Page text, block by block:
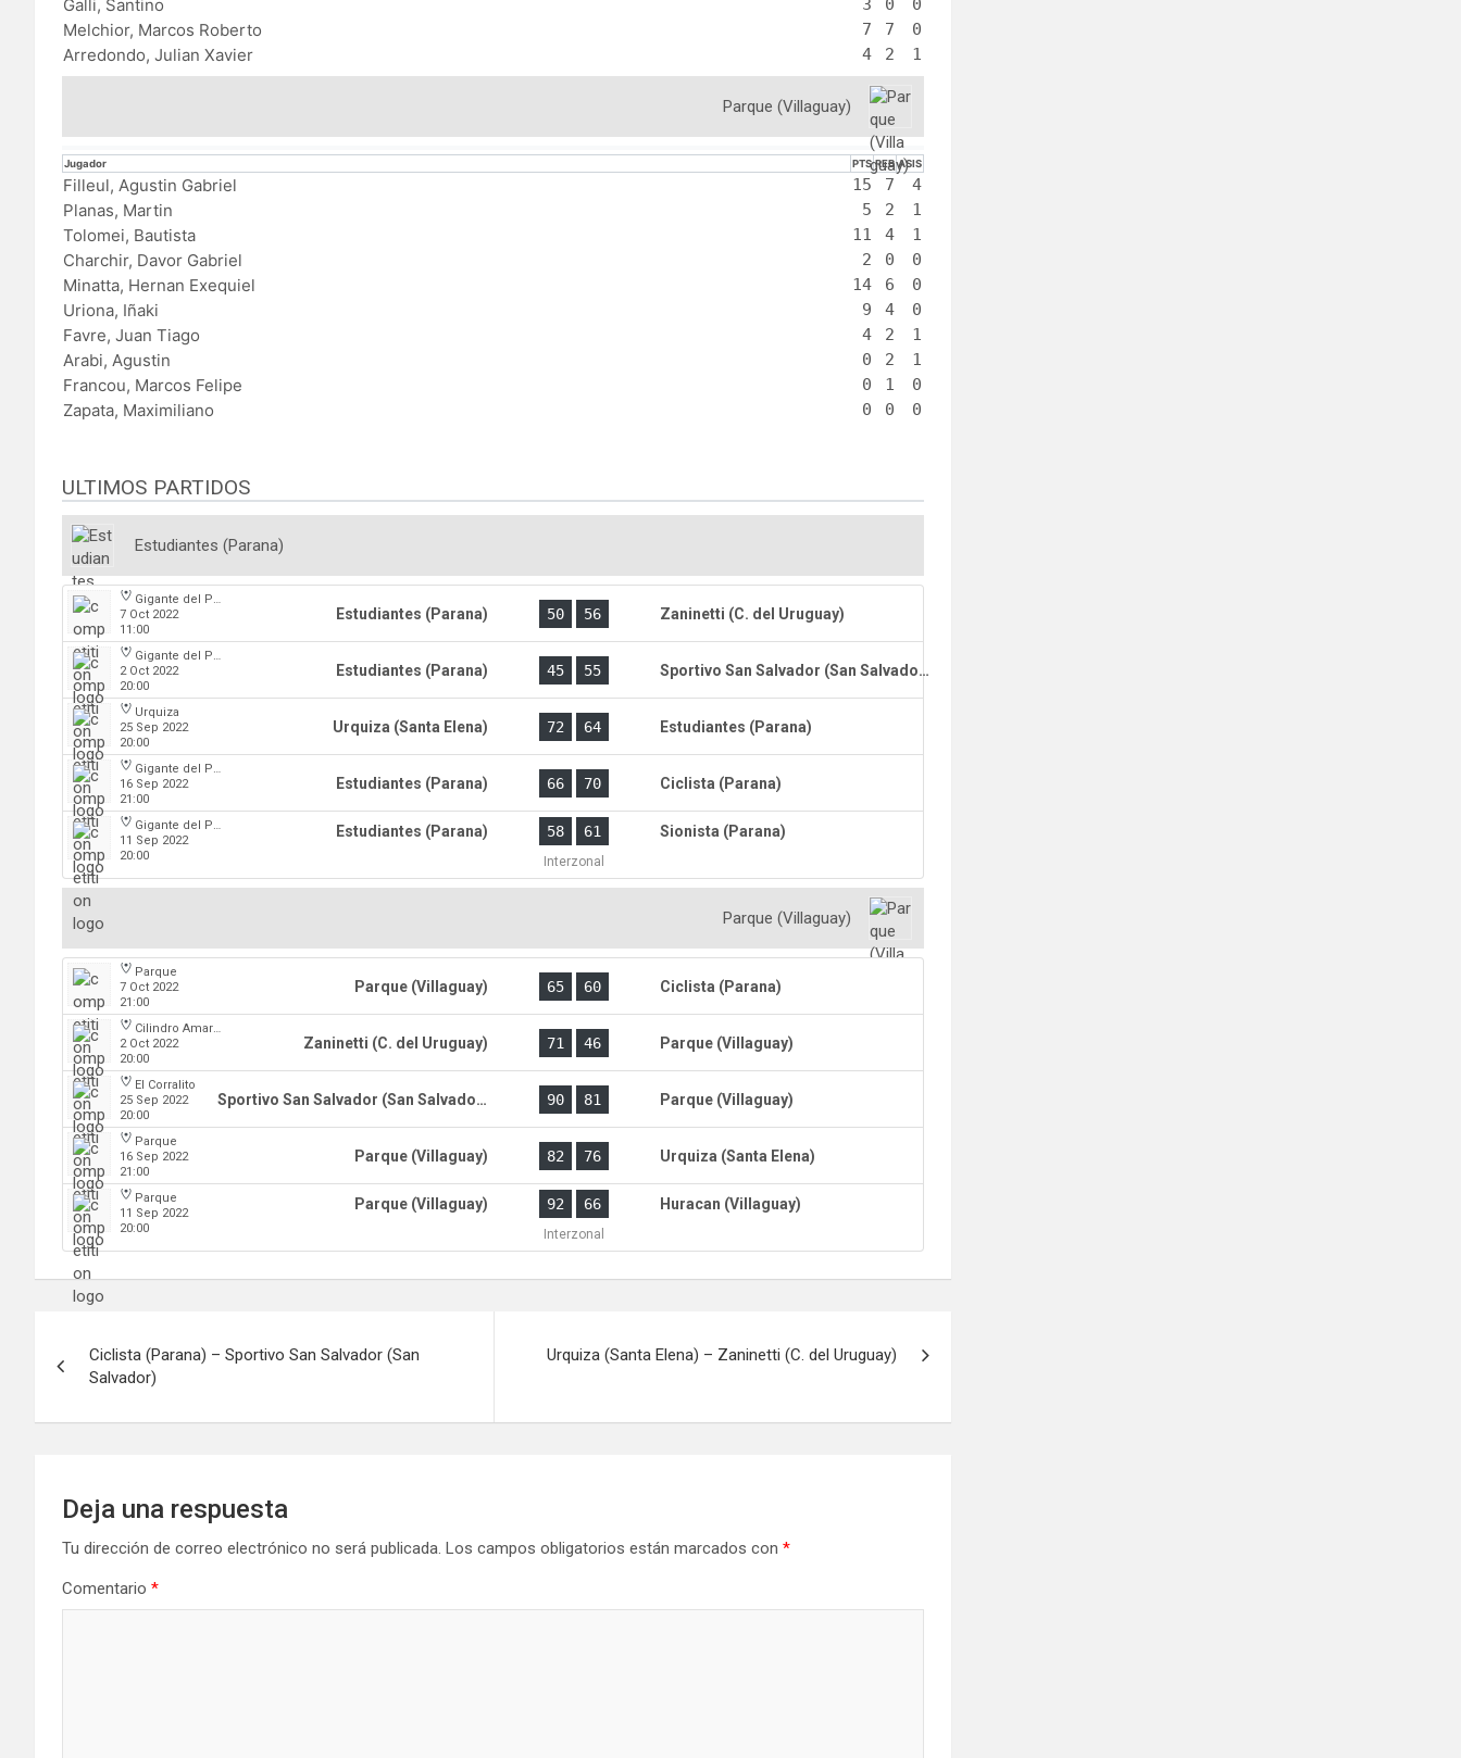
Galli, Santino 3 0 0
Melchior, Marcos Roberto 7 7 0
Arredondo, Julian Xavier 4 2 1
Parque (Villaguay)
Jugador PTS REB ASIS
Filleul, Agustin Gabriel 15 7 4
Planas, Martin 5 2 1
Tolomei, Bautista 11 4 1
Charchir, Davor Gabriel 2 0 0
Minatta, Hernan Exequiel 14 6 0
Uriona, Iñaki 9 4 0
Favre, Juan Tiago 4 2 1
Arabi, Agustin 0 2 1
Francou, Marcos Felipe 0 1 0
Zapata, Maximiliano 0 0 0
ULTIMOS PARTIDOS
Estudiantes (Parana)
Gigante del Parque
7 Oct 2022
11:00
Estudiantes (Parana) 50 56 Zaninetti (C. del Uruguay)
Gigante del Parque
2 Oct 2022
20:00
Estudiantes (Parana) 45 55 Sportivo San Salvador (San Salvador)
Urquiza
25 Sep 2022
20:00
Urquiza (Santa Elena) 72 64 Estudiantes (Parana)
Gigante del Parque
16 Sep 2022
21:00
Estudiantes (Parana) 66 70 Ciclista (Parana)
Gigante del Parque
11 Sep 2022
20:00
Estudiantes (Parana) 58 61 Sionista (Parana)
Interzonal
Parque (Villaguay)
Parque
7 Oct 2022
21:00
Parque (Villaguay) 65 60 Ciclista (Parana)
Cilindro Amarillo
2 Oct 2022
20:00
Zaninetti (C. del Uruguay) 71 46 Parque (Villaguay)
El Corralito
25 Sep 2022
20:00
Sportivo San Salvador (San Salvador) 90 81 Parque (Villaguay)
Parque
16 Sep 2022
21:00
Parque (Villaguay) 82 76 Urquiza (Santa Elena)
Parque
11 Sep 2022
20:00
Parque (Villaguay) 92 66 Huracan (Villaguay)
Interzonal
de
entradas
Ciclista (Parana) – Sportivo San Salvador (San
Salvador)
Urquiza (Santa Elena) – Zaninetti (C. del Uruguay)
Deja una respuesta
Tu dirección de correo electrónico no será publicada. Los campos obligatorios están marcados con *
Comentario *